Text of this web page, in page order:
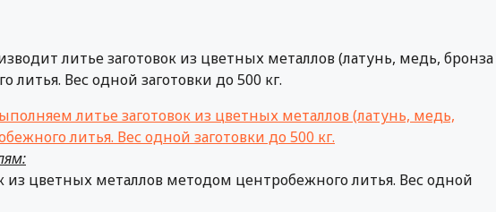
литье заготовок из цветных металлов (латунь, медь, бронза
Вес одной заготовки до 500 кг.
из цветных металлов методом центробежного литья. Вес одной